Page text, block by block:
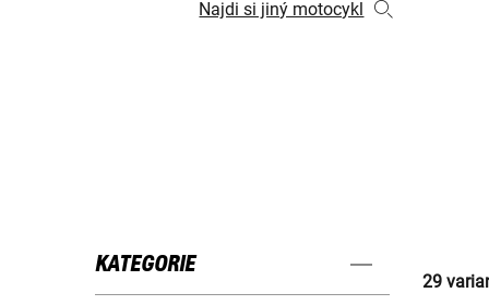
Najdi si jiný motocykl
KATEGORIE
29